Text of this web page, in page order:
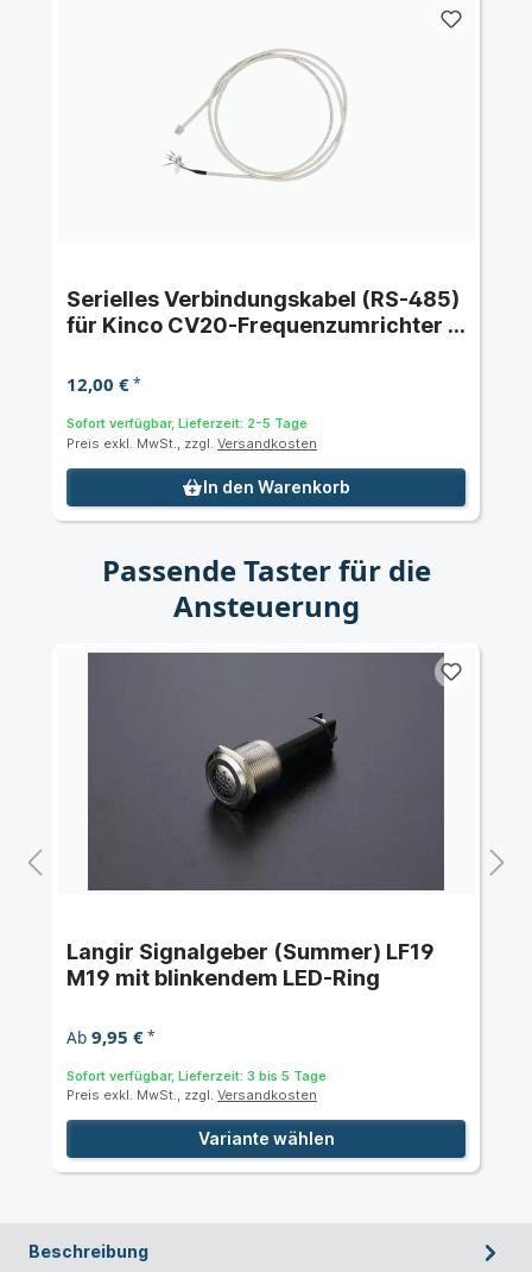
Serielles Verbindungskabel (RS-485)
für Kinco CV20-Frequenzumrichter -
12,00 €*
Sofort verfügbar, Lieferzeit: 2-5 Tage
Preis exkl. MwSt., zzgl. Versandkosten
In den Warenkorb
Passende Taster für die
Ansteuerung
Langir Signalgeber (Summer) LF19
M19 mit blinkendem LED-Ring
Ab 9,95 €*
Sofort verfügbar, Lieferzeit: 3 bis 5 Tage
Preis exkl. MwSt., zzgl. Versandkosten
Variante wählen
Beschreibung